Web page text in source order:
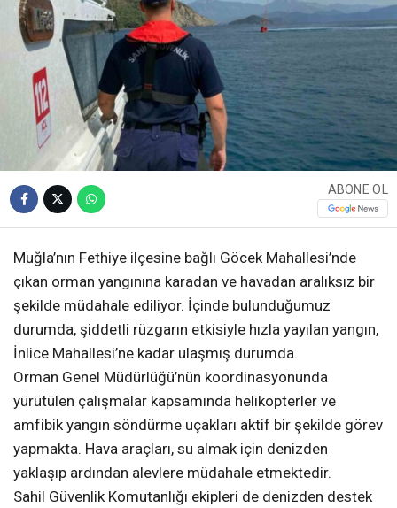
ABONE OL
Muğla’nın Fethiye ilçesine bağlı Göcek Mahallesi’nde
çıkan orman yangınına karadan ve havadan aralıksız bir
şekilde müdahale ediliyor. İçinde bulunduğumuz
durumda, şiddetli rüzgarın etkisiyle hızla yayılan yangın,
İnlice Mahallesi’ne kadar ulaşmış durumda.
Orman Genel Müdürlüğü’nün koordinasyonunda
yürütülen çalışmalar kapsamında helikopterler ve
amfibik yangın söndürme uçakları aktif bir şekilde görev
yapmakta. Hava araçları, su almak için denizden
yaklaşıp ardından alevlere müdahale etmektedir.
Sahil Güvenlik Komutanlığı ekipleri de denizden destek